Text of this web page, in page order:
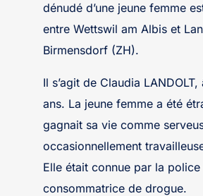
dénudé d’une jeune femme
entre Wettswil am Albis et
Birmensdorf (ZH).
Il s’agit de Claudia LANDOLT,
ans. La jeune femme a été
gagnait sa vie comme
occasionnellement
Elle était connue par la
consommatrice de drogue.